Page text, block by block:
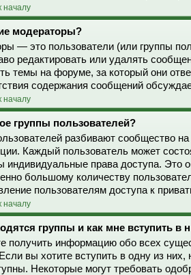
началу
модераторы?
— это пользователи (или группы
редактировать или удалять
темы на форуме, за который они
содержания сообщений
началу
группы пользователей?
разбивают сообщество
Каждый пользователь может
индивидуальные права доступа. Это
большому количеству
пользователям доступа к
началу
группы и как мне вступить в
получить информацию обо всех
вы хотите вступить в одну из
Некоторые могут требовать